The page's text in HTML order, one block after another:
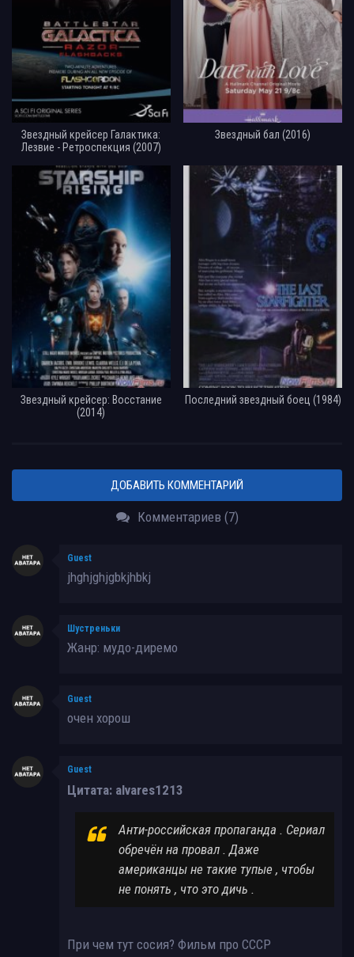
Звездный крейсер Галактика:
Лезвие - Ретроспекция (2007)
Звездный бал (2016)
Звездный крейсер: Восстание
(2014)
Последний звездный боец (1984)
ДОБАВИТЬ КОММЕНТАРИЙ
Комментариев (7)
Guest
jhghjghjgbkjhbkj
Шустреньки
Жанр: мудо-диремо
Guest
очен хорош
Guest
Цитата: alvares1213
Анти-российская пропаганда . Сериал
обречён на провал . Даже
американцы не такие тупые , чтобы
не понять , что это дичь .
При чем тут сосия? Фильм про СССР